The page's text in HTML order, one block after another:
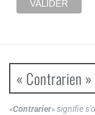
« Contrarien
«Contrarier» signifie